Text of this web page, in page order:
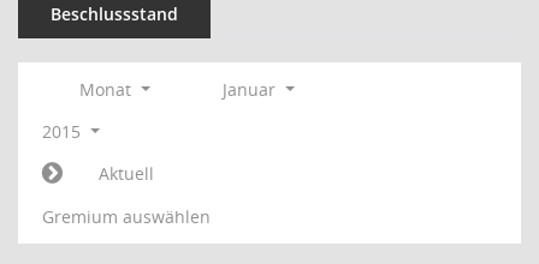
Beschlussstand
Monat
Januar
2015
Aktuell
Gremium auswählen